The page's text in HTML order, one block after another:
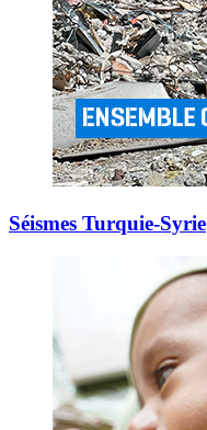
Séismes Turquie-Syrie